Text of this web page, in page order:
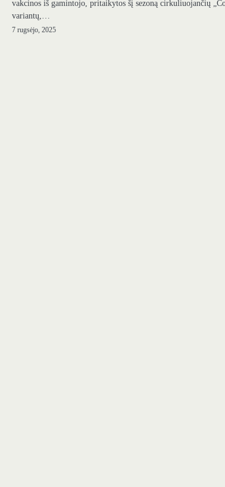
vakcinos iš gamintojo, pritaikytos šį sezoną cirkuliuojančių
variantų,…
7 rugsėjo, 2025